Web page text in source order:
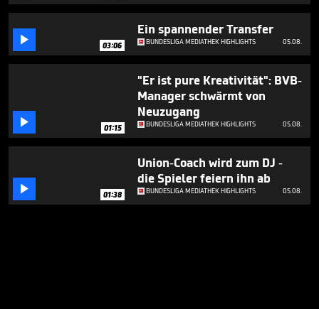
 03:06
Ein spannender Transfer
BUNDESLIGA MEDIATHEK HIGHLIGHTS 05.08.
 01:15
"Er ist pure Kreativität": BVB-
Manager schwärmt von
Neuzugang
BUNDESLIGA MEDIATHEK HIGHLIGHTS 05.08.
 01:38
Union-Coach wird zum DJ -
die Spieler feiern ihn ab
BUNDESLIGA MEDIATHEK HIGHLIGHTS 05.08.